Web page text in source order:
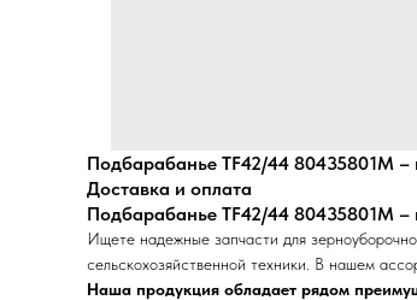
Подбарабанье TF42/44 80435801M
Доставка и оплата
Подбарабанье TF42/44 80435801M
Ищете надежные запчасти для
сельскохозяйственной техники. В нашем
Наша продукция обладает рядом